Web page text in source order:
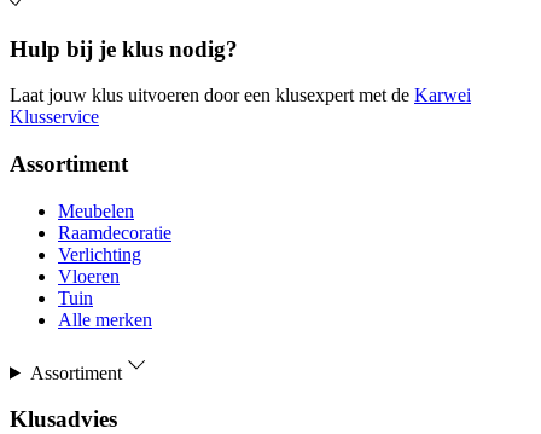
Hulp bij je klus nodig?
Laat jouw klus uitvoeren door een klusexpert met de Karwei
Klusservice
Assortiment
Meubelen
Raamdecoratie
Verlichting
Vloeren
Tuin
Alle merken
Assortiment
Klusadvies